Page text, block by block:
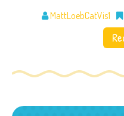
MattLoebCatVis1